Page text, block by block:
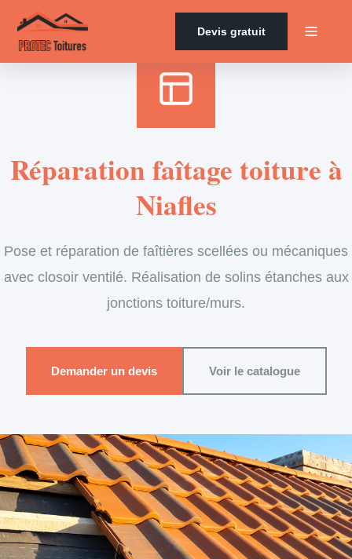
Devis gratuit
Réparation faîtage toiture à
Niafles
Pose et réparation de faîtières scellées ou mécaniques
avec closoir ventilé. Réalisation de solins étanches aux
jonctions toiture/murs.
Demander un devis Voir le catalogue